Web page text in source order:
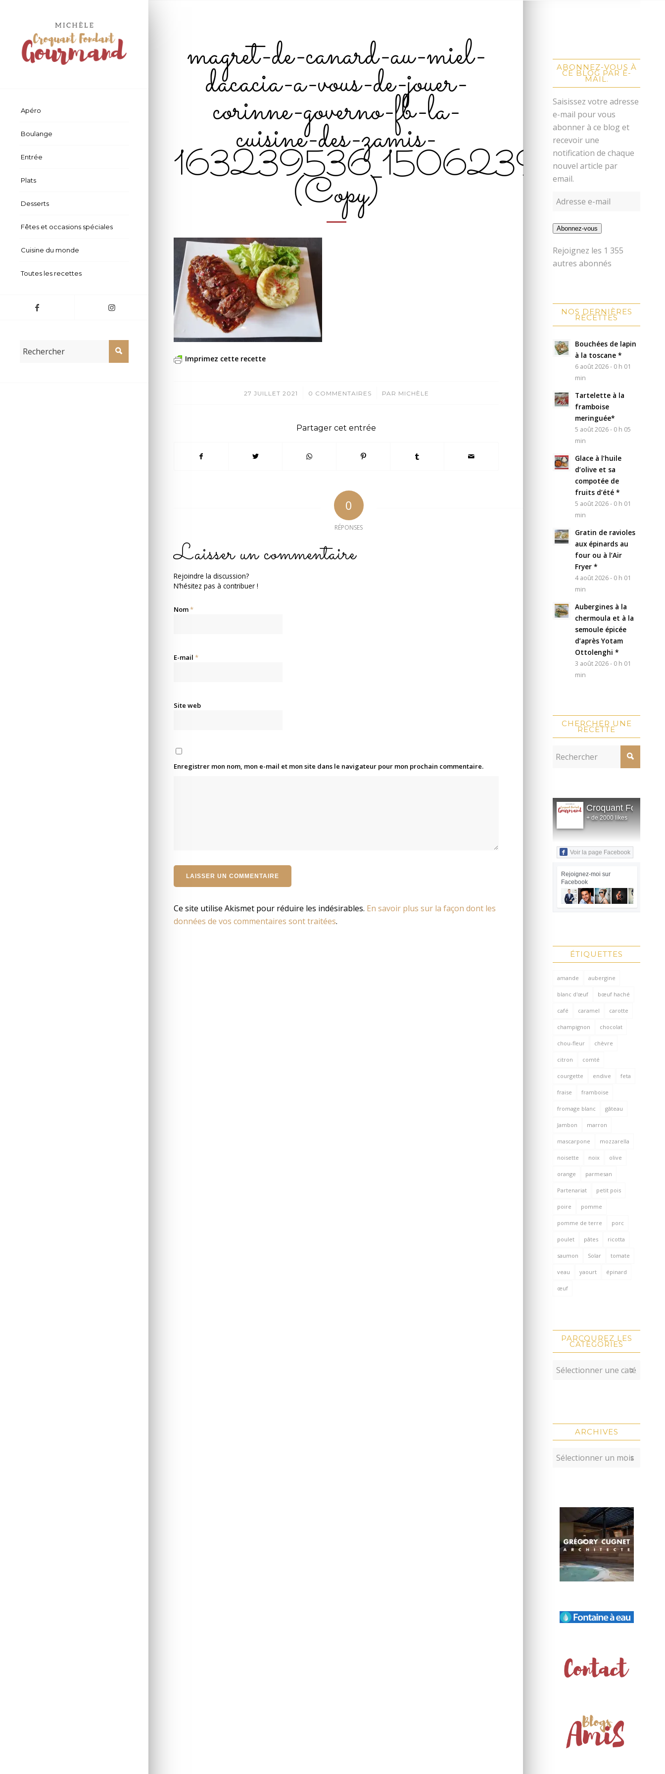
Apéro
Boulange
Entrée
Plats
Desserts
Fêtes et occasions spéciales
Cuisine du monde
Toutes les recettes
magret-de-canard-au-miel-
dacacia-a-vous-de-jouer-
corinne-governo-fb-la-
cuisine-des-zamis-
(Copy)
Imprimez cette recette
27 JUILLET 2021
/ 0 COMMENTAIRES
/ PAR MICHÈLE
Partager cet entrée
0
RÉPONSES
Laisser un commentaire
Rejoindre la discussion?
N’hésitez pas à contribuer !
Nom*
E-mail *
Site web
Enregistrer mon nom, mon e-mail et mon site dans le navigateur pour mon prochain commentaire.
Ce site utilise Akismet pour réduire les indésirables. En savoir plus sur la façon dont les
données de vos commentaires sont traitées.
ABONNEZ-VOUS À
CE BLOG PAR E-
MAIL.
Saisissez votre adresse
e-mail pour vous
abonner à ce blog et
recevoir une
notification de chaque
nouvel article par
email.
Abonnez-vous
Rejoignez les 1 355
autres abonnés
NOS DERNIÈRES
RECETTES
Bouchées de lapin
à la toscane *
6 août 2026 - 0 h 01
min
Tartelette à la
framboise
meringuée*
5 août 2026 - 0 h 05
min
Glace à l’huile
d’olive et sa
compotée de
fruits d’été *
5 août 2026 - 0 h 01
min
Gratin de ravioles
aux épinards au
four ou à l’Air
Fryer *
4 août 2026 - 0 h 01
min
Aubergines à la
chermoula et à la
semoule épicée
d’après Yotam
Ottolenghi *
3 août 2026 - 0 h 01
min
CHERCHER UNE
RECETTE
Croquant Fondant
+ de 2000 likes
Voir la page Facebook
Rejoignez-moi sur
Facebook
ÉTIQUETTES
amande aubergine
blanc d'œuf bœuf haché
café caramel carotte
champignon chocolat
chou-fleur chèvre
citron comté
courgette endive feta
fraise framboise
fromage blanc gâteau
Jambon marron
mascarpone mozzarella
noisette noix olive
orange parmesan
Partenariat petit pois
poire pomme
pomme de terre porc
poulet pâtes ricotta
saumon Solar tomate
veau yaourt épinard
œuf
PARCOUREZ LES
CATÉGORIES
ARCHIVES